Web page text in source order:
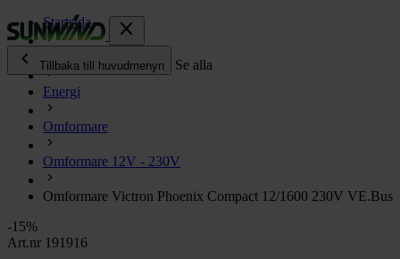
close
chevron_left
Tillbaka till huvudmenyn Se alla
Energi
Kök & Gasol
Värme chevron_right
Vatten chevron_right
Startsida
Energi
Omformare
Omformare 12V - 230V
Omformare Victron Phoenix Compact 12/1600 230V VE.Bus
-15%
Art.nr 191916